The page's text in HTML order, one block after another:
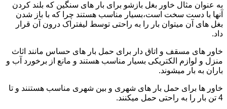
به عنوان مثال خاور بغل بازشو برای بار های سنگین که بلند کردن
آنها با دست سخت است،بسیار مناسب هستند چرا که با باز شدن
بغل های آن میتوان بار را به راحتی توسط لیفتراک درون آن قرار
داد.
خاور های مسقف و اتاق دار برای حمل بار های حساس مانند اثاث
منزل و لوازم الکتریکی بسیار مناسب هستند و مانع از برخورد آب و
باران به بار میشوند.
خاور ها برای حمل بار های شهری و بین شهری مناسب هستنند و تا
4 تن بار را به راحتی حمل میکنند.